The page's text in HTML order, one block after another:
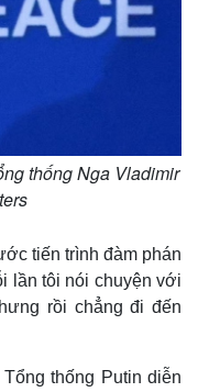
thống Nga Vladimir
tiến trình đàm phán
lần tôi nói chuyện với
rồi chẳng đi đến
thống Putin diễn